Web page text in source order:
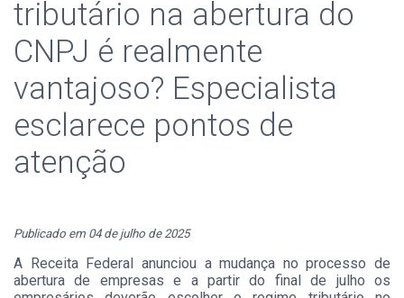
tributário na abertura do
CNPJ é realmente
vantajoso? Especialista
esclarece pontos de
atenção
Publicado em 04 de julho de 2025
A Receita Federal anunciou a mudança no processo de
abertura de empresas e a partir do final de julho os